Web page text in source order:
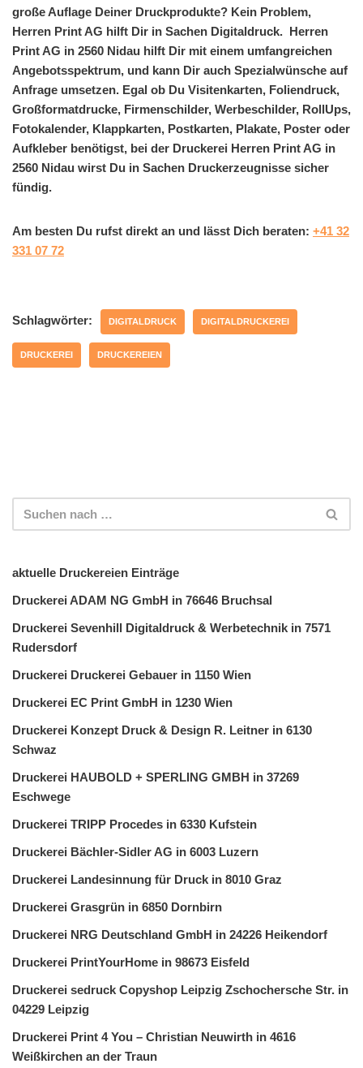
große Auflage Deiner Druckprodukte? Kein Problem,
Herren Print AG hilft Dir in Sachen Digitaldruck. Herren
Print AG in 2560 Nidau hilft Dir mit einem umfangreichen
Angebotsspektrum, und kann Dir auch Spezialwünsche auf
Anfrage umsetzen. Egal ob Du Visitenkarten, Foliendruck,
Großformatdrucke, Firmenschilder, Werbeschilder, RollUps,
Fotokalender, Klappkarten, Postkarten, Plakate, Poster oder
Aufkleber benötigst, bei der Druckerei Herren Print AG in
2560 Nidau wirst Du in Sachen Druckerzeugnisse sicher
fündig.
Am besten Du rufst direkt an und lässt Dich beraten: +41 32
331 07 72
Schlagwörter: DIGITALDRUCK DIGITALDRUCKEREI
DRUCKEREI DRUCKEREIEN
aktuelle Druckereien Einträge
Druckerei ADAM NG GmbH in 76646 Bruchsal
Druckerei Sevenhill Digitaldruck & Werbetechnik in 7571
Rudersdorf
Druckerei Druckerei Gebauer in 1150 Wien
Druckerei EC Print GmbH in 1230 Wien
Druckerei Konzept Druck & Design R. Leitner in 6130
Schwaz
Druckerei HAUBOLD + SPERLING GMBH in 37269
Eschwege
Druckerei TRIPP Procedes in 6330 Kufstein
Druckerei Bächler-Sidler AG in 6003 Luzern
Druckerei Landesinnung für Druck in 8010 Graz
Druckerei Grasgrün in 6850 Dornbirn
Druckerei NRG Deutschland GmbH in 24226 Heikendorf
Druckerei PrintYourHome in 98673 Eisfeld
Druckerei sedruck Copyshop Leipzig Zschochersche Str. in
04229 Leipzig
Druckerei Print 4 You – Christian Neuwirth in 4616
Weißkirchen an der Traun